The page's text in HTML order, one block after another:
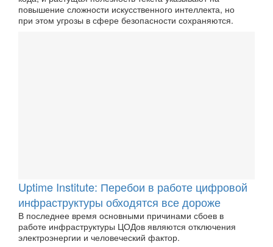
повышение сложности искусственного интеллекта, но
при этом угрозы в сфере безопасности сохраняются.
Uptime Institute: Перебои в работе цифровой
инфраструктуры обходятся все дороже
В последнее время основными причинами сбоев в
работе инфраструктуры ЦОДов являются отключения
электроэнергии и человеческий фактор.